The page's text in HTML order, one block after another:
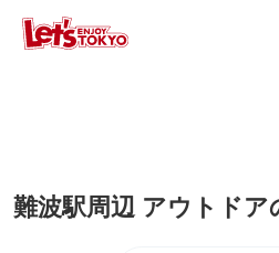
難波駅周辺 アウトドア